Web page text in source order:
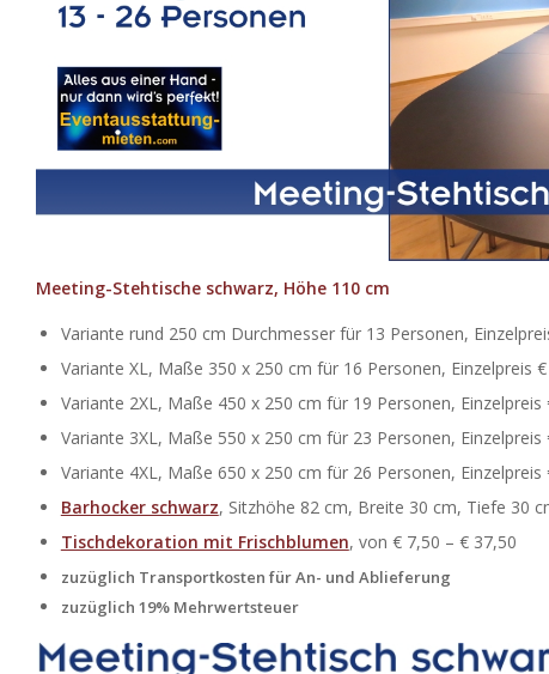
Meeting-Stehtische schwarz, Höhe 110 cm
Variante rund 250 cm Durchmesser für 13 Personen,
Variante XL, Maße 350 x 250 cm für 16 Personen, Einzelpreis
Variante 2XL, Maße 450 x 250 cm für 19 Personen, Einzelpreis
Variante 3XL, Maße 550 x 250 cm für 23 Personen, Einzelpreis
Variante 4XL, Maße 650 x 250 cm für 26 Personen, Einzelpreis
Barhocker schwarz, Sitzhöhe 82 cm, Breite 30 cm, Tiefe 30
Tischdekoration mit Frischblumen, von € 7,50 – € 37,50
zuzüglich Transportkosten für An- und Ablieferung
zuzüglich 19% Mehrwertsteuer